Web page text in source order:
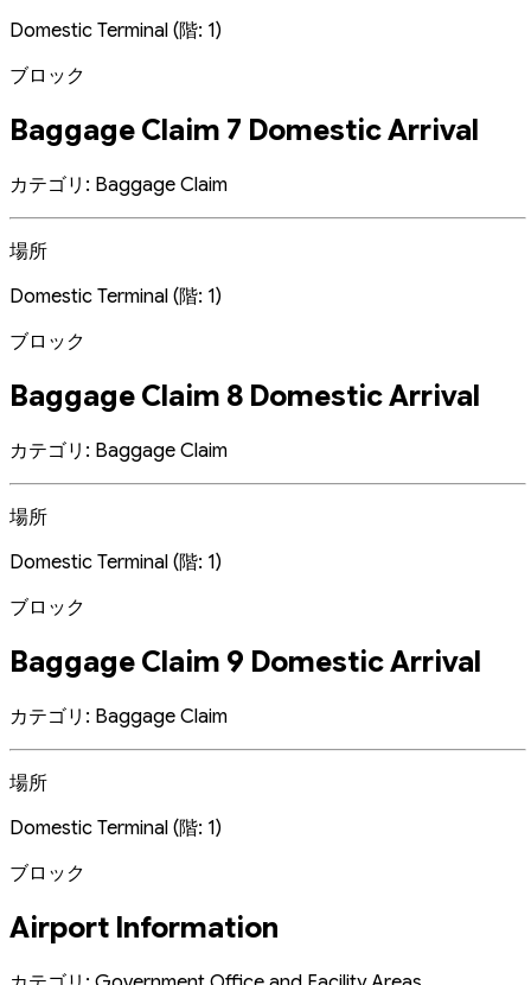
Domestic Terminal (階: 1)
ブロック
Baggage Claim 7 Domestic Arrival
カテゴリ: Baggage Claim
場所
Domestic Terminal (階: 1)
ブロック
Baggage Claim 8 Domestic Arrival
カテゴリ: Baggage Claim
場所
Domestic Terminal (階: 1)
ブロック
Baggage Claim 9 Domestic Arrival
カテゴリ: Baggage Claim
場所
Domestic Terminal (階: 1)
ブロック
Airport Information